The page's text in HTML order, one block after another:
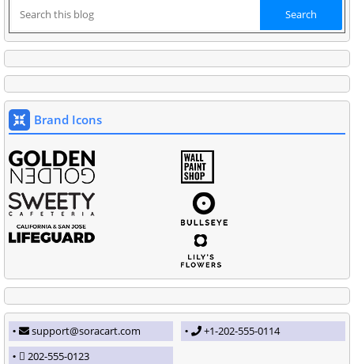
Brand Icons
support@soracart.com
+1-202-555-0114
202-555-0123